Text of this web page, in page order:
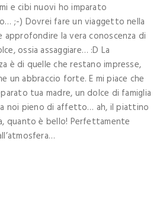
e cibi nuovi ho imparato
;-) Dovrei fare un viaggetto nella
approfondire la vera conoscenza di
ossia assaggiare… :D La
è di quelle che restano impresse,
un abbraccio forte. E mi piace che
tua madre, un dolce di famiglia
a noi pieno di affetto… ah, il piattino
quanto è bello! Perfettamente